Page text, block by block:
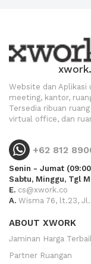
Website dan
meeting, kantor,
Tersedia ribuan
virtual office, dan
+62 812
Senin - Jumat
Sabtu, Minggu, Tgl
E. cs@xwork.co
A. Wisma 76, lt.23, Jl.
ABOUT XWORK
Jaminan Harga
Partner Ruangan